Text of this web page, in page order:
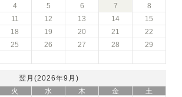
4 5 6 7
8
11 12 13 14
15
18 19 20 21
22
25 26 27 28
29
翌月(2026年9月)
火 水 木 金
土